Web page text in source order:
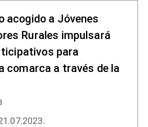
acogido a Jóvenes
Rurales impulsará
para
comarca a través de la